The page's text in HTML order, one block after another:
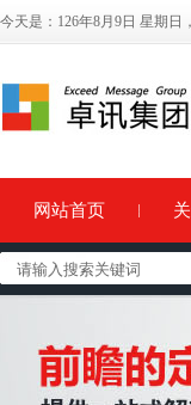
今天是：126年8月9日 星期日
网站首页